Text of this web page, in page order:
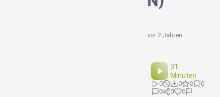
vor 2 Jahren
31
Minuten
0 0 0
0
0
0 0